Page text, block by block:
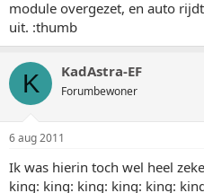
module overgezet, en auto
uit. :thumb
K KadAstra-EF
Forumbewoner
6 aug 2011
Ik was hierin toch wel heel
king: king: king: king: king: